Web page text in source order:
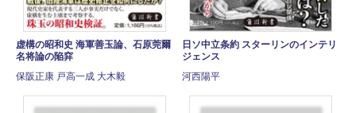
虚構の昭和史 海軍善玉論、石原莞爾
名将論の陥穽
保阪正康 戸高一成 大木毅
日ソ中立条約 スターリンのインテリ
ジェンス
河西陽平